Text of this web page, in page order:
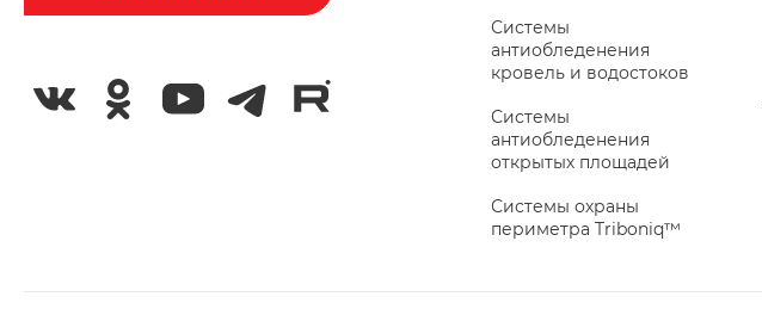
Системы
антиобледенения
кровель и водостоков
Системы
антиобледенения
открытых площадей
Системы охраны
периметра Triboniq™